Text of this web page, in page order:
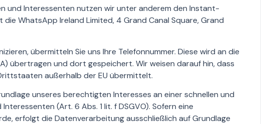
und Interessenten nutzen wir unter anderem den Instant-
WhatsApp Ireland Limited, 4 Grand Canal Square, Grand
übermitteln Sie uns Ihre Telefonnummer. Diese wird an die
übertragen und dort gespeichert. Wir weisen darauf hin, dass
außerhalb der EU übermittelt.
unseres berechtigten Interesses an einer schnellen und
(Art. 6 Abs. 1 lit. f DSGVO). Sofern eine
erfolgt die Datenverarbeitung ausschließlich auf Grundlage